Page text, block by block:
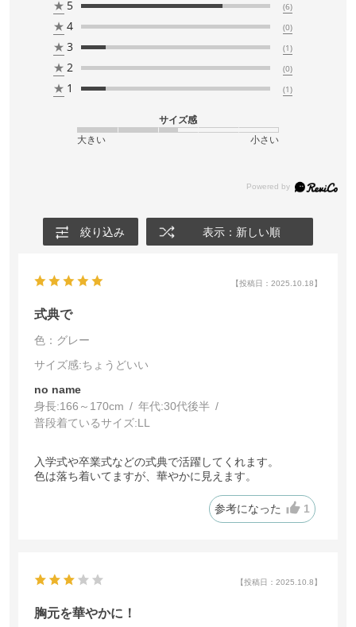
★ 5 (6)
★ 4 (0)
★ 3 (1)
★ 2 (0)
★ 1 (1)
サイズ感
大きい
小さい
絞り込み 表示：新しい順
【投稿日：2025.10.18】
式典で
色：グレー
サイズ感:ちょうどいい
no name
身長:166～170cm 年代:30代後半
普段着ているサイズ:LL
入学式や卒業式などの式典で活躍してくれます。
色は落ち着いてますが、華やかに見えます。
参考になった 1
【投稿日：2025.10.8】
胸元を華やかに！